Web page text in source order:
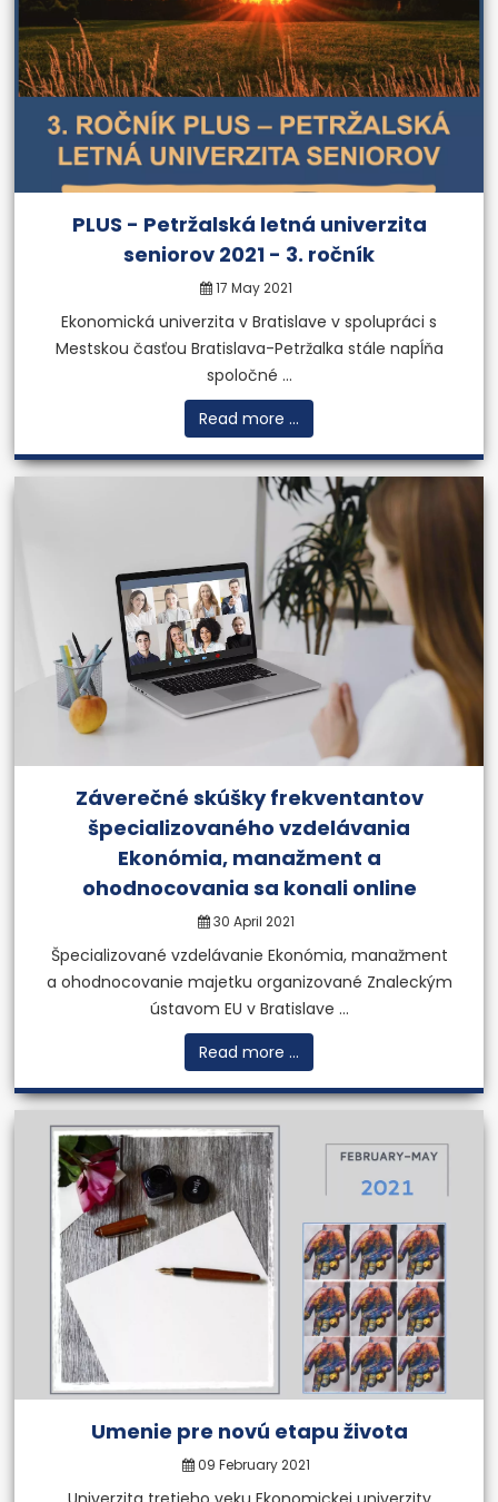
PLUS - Petržalská letná univerzita
seniorov 2021 - 3. ročník
17 May 2021
Ekonomická univerzita v Bratislave v spolupráci s
Mestskou časťou Bratislava-Petržalka stále napĺňa
spoločné ...
Read more ...
Záverečné skúšky frekventantov
špecializovaného vzdelávania
Ekonómia, manažment a
ohodnocovania sa konali online
30 April 2021
Špecializované vzdelávanie Ekonómia, manažment
a ohodnocovanie majetku organizované Znaleckým
ústavom EU v Bratislave ...
Read more ...
Umenie pre novú etapu života
09 February 2021